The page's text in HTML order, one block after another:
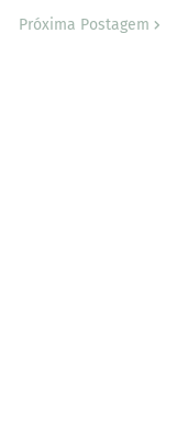
Próxima Postagem